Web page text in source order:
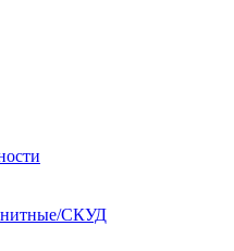
СКУД